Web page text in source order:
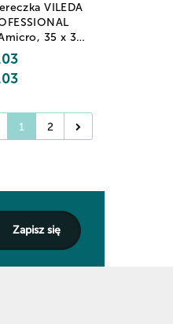
VILEDA
35 x 38
zielona
1 2